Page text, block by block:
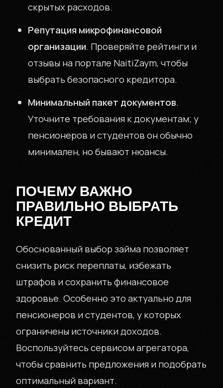
скрытых расходов.
Репутация микрофинансовой
организации. Проверяйте рейтинги и
отзывы на портале NaitiZaym, чтобы
выбрать безопасного кредитора.
Минимальный пакет документов.
Уточните требования к документам; у
пенсионеров и студентов он обычно
минимален, но бывают нюансы.
ПОЧЕМУ ВАЖНО
ПРАВИЛЬНО ВЫБРАТЬ
КРЕДИТ
Обоснованный выбор займа позволяет
снизить риск переплаты, избежать
штрафов и сохранить финансовое
здоровье. Особенно это актуально для
пенсионеров и студентов, у которых
ограничены источники доходов.
Воспользуйтесь сервисом агрегатора,
чтобы сравнить предложения и подобрать
оптимальный вариант.